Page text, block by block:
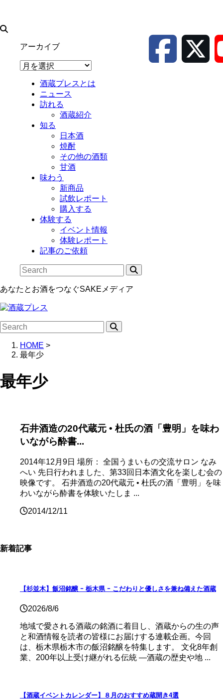
アーカイブ
ア
酒蔵プレスとは
ニュース
訪れる
酒蔵紹介
知る
日本酒
焼酎
その他の酒類
甘酒
味わう
新商品
試飲レポート
購入する
体験する
イベント情報
体験レポート
記事のご依頼
あなたとお酒をつなぐSAKEメディア
HOME >
最年少
最年少
石井酒造の20代蔵元 • 杜氏の酒「豊明」を味わ
いながら酔書...
2014年12月9日 場所： 全国うまいもの交流サロン なみ
へい 先日行われました、第33回日本酒文化を楽しむ会の
映像です。 石井酒造の20代蔵元 • 杜氏の酒「豊明」を味
わいながら酔書を体験いたしま ...
2014/12/11
新着記事
【杉並木】飯沼銘醸 ｰ 栃木県 ｰ こだわりと優しさを兼ね備えた酒蔵
2026/8/6
地域で愛される酒蔵の銘酒に着目し、酒蔵からの生の声
と和酒情報を読者の皆様にお届けする連載企画。今回
は、栃木県栃木市の飯沼銘醸を特集します。 文化8年創
業、200年以上受け継がれる伝統 ―酒蔵の歴史や地 ...
【酒蔵イベントカレンダー】８月のおすすめ蔵開き4選